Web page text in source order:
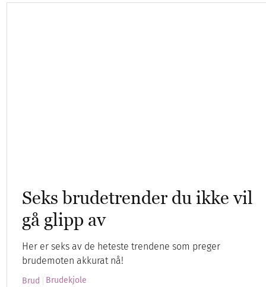
Seks brudetrender du ikke vil
gå glipp av
Her er seks av de heteste trendene som preger
brudemoten akkurat nå!
Brud Brudekjole